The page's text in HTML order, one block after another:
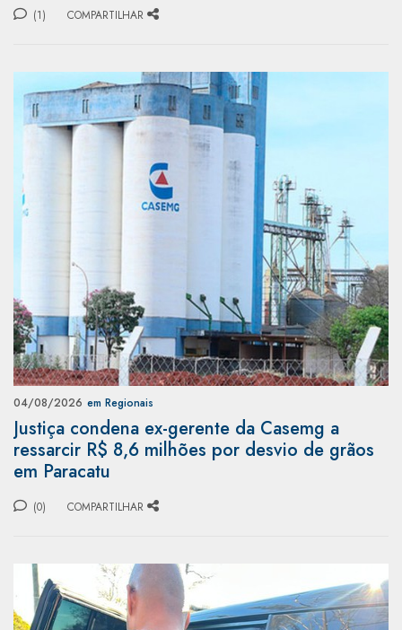
(1) COMPARTILHAR
04/08/2026 em Regionais
Justiça condena ex-gerente da Casemg a
ressarcir R$ 8,6 milhões por desvio de grãos
em Paracatu
(0) COMPARTILHAR